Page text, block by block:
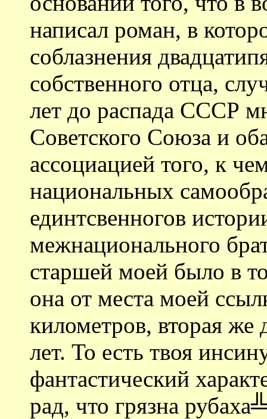
написал роман, в
соблазнения
собственного отца,
лет до распада СССР
Советского Союза и
ассоциацией того, к
национальных
единтсвенногов
межнационального
старшей моей было в
она от места моей
километров, вторая же
лет. То есть твоя
фантастический
рад, что грязна